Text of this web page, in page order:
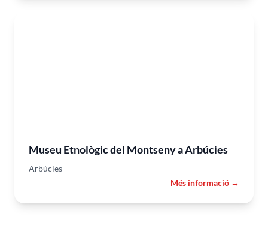
Museu Etnològic del Montseny a Arbúcies
Arbúcies
Més informació →